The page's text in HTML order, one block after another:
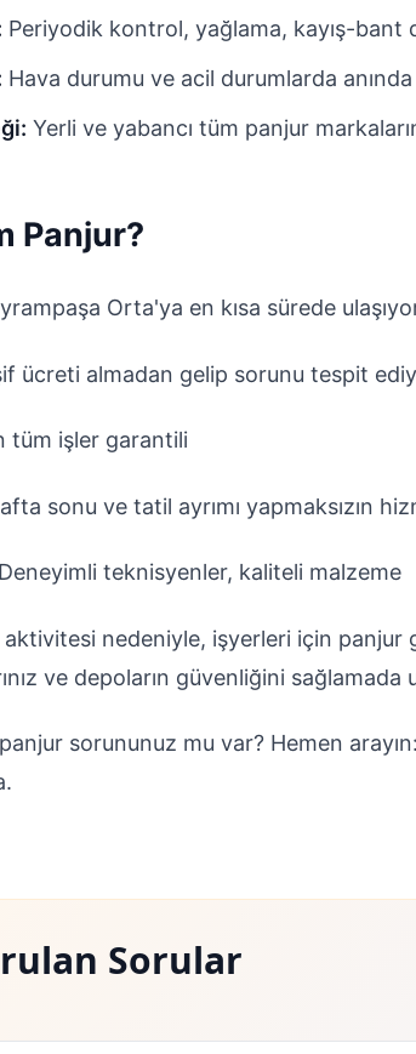
Periyodik kontrol, yağlama, kayış-bant
Hava durumu ve acil durumlarda
Yerli ve yabancı tüm panjur
Panjur?
Orta'ya en kısa sürede
ücreti almadan gelip sorunu tespit
tüm işler garantili
sonu ve tatil ayrımı yapmaksızın
Deneyimli teknisyenler, kaliteli malzeme
nedeniyle, işyerleri için panjur
ve depoların güvenliğini sağlamada
sorununuz mu var? Hemen arayın:
Sorular